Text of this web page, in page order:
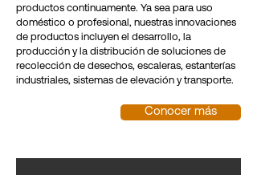
productos continuamente. Ya sea para uso
doméstico o profesional, nuestras innovaciones
de productos incluyen el desarrollo, la
producción y la distribución de soluciones de
recolección de desechos, escaleras, estanterías
industriales, sistemas de elevación y transporte.
Conocer más